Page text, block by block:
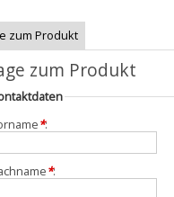
zum Produkt
zum Produkt
*:
*: